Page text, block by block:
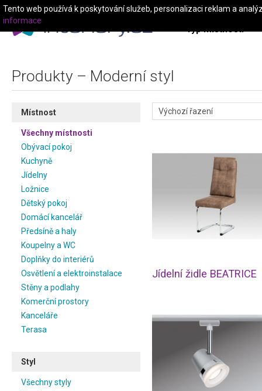
Typ místnosti
Produkty – Moderní styl
Místnost
Všechny místnosti
Obývací pokoj
Kuchyně
Jídelny
Ložnice
Dětský pokoj
Domácí kancelář
Předsíně a haly
Koupelny a WC
Doplňky do interiérů
Osvětlení a elektroinstalace
Stěny a podlahy
Komerční prostory
Kanceláře
Terasa
Styl
Všechny styly
Jídelní židle BEATRICE
Tento web používá k poskytování služeb, personalizaci reklam a
informace